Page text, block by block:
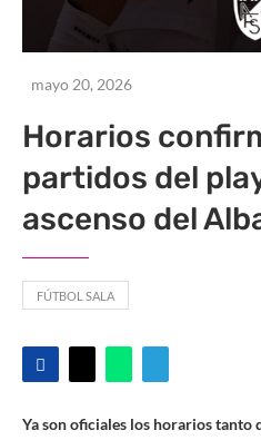
mayo 20, 2026
Horarios
partidos del
ascenso del
FÚTBOL SALA
Ya son oficiales los horarios tanto